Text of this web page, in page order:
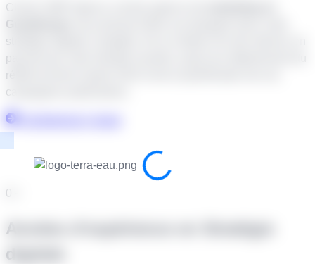
Choisir SMP Agency comme agence de
Guadeloupe
stratégie digitale complète. De la création de site internet, en
passant par votre identité visuelle, jusqu’aux déploiement du
référencement naturel SEO et de la planification de vos
campagnes publicitaires.
0
Années d'expérience en Stratégie
digitale